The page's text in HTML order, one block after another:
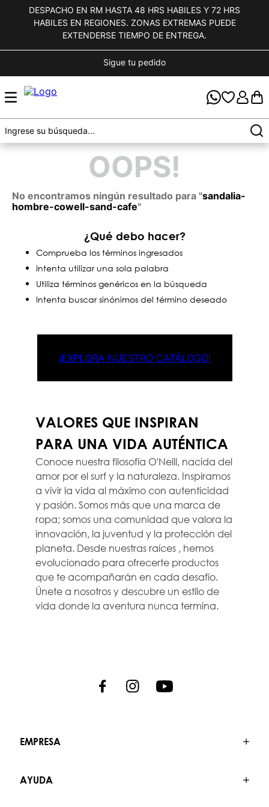
DESPACHO EN RM HASTA 48 HRS HABILES Y 72 HRS
HABILES EN REGIONES. ZONAS EXTREMAS PUEDE
EXTENDERSE TIEMPO DE ENTREGA.
Sigue tu pedido
OOPS!
No encontramos ningún resultado para "sandalia-
hombre-cowell-sand-cafe"
¿Qué debo hacer?
Comprueba los términos ingresados
Intenta utilizar una sola palabra
Utiliza términos genéricos en la búsqueda
Intenta buscar sinónimos del término deseado
¡EXPLORA NUESTRO CATÁLOGO!
VALORES QUE INSPIRAN
PARA UNA VIDA AUTÉNTICA
Conoce nuestra filosofía O'Neill, nacida del
amor por el surf y la naturaleza. Inspiramos
a vivir la vida al máximo con autenticidad
y pasión. Somos más que una marca de
ropa; somos una comunidad que valora la
innovación, la juventud y la protección del
planeta. Desde nuestras raíces , hemos
evolucionado para ofrecerte productos
que te acompañarán en cada desafío.
Únete a nosotros y descubre un estilo de
vida donde la aventura nunca termina.
EMPRESA
AYUDA